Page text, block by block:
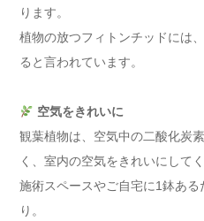
ります。
植物の放つフィトンチッドには
ると言われています。
空気をきれいに
観葉植物は、空気中の二酸化炭
く、室内の空気をきれいにして
施術スペースやご自宅に1鉢あ
り。